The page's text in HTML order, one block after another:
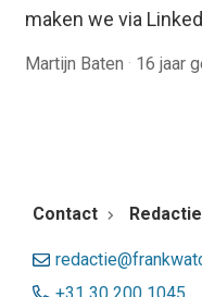
maken we via
Martijn Baten · 16 jaar
Contact Redactie
+31 30 200 1045